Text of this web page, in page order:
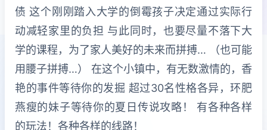
债 这个刚刚踏入大学的倒霉孩子决定通过实际行
动减轻家里的负担 与此同时，也要尽量不落下大
学的课程，为了家人美好的未来而拼搏… （也可能
用腰子拼搏…） 在这个小镇中，有无数激情的，香
艳的事件等待你的发掘 超过30名性格各异，环肥
燕瘦的妹子等待你的夏日传说攻略！ 有各种各样
的玩法！各种各样的线路！